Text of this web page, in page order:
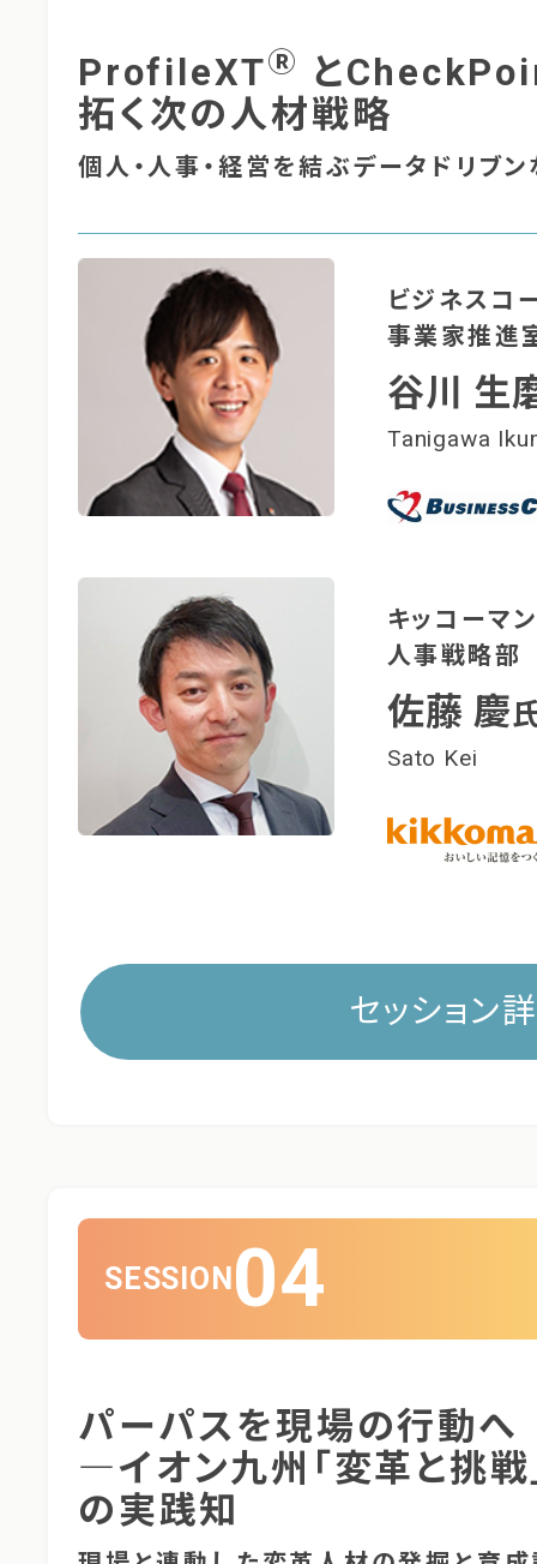
ProfileXTⓇ
と
拓く次の人材戦略
個人・人事・経営を結ぶデータドリブ
ビジネスコ
事業家推進
谷川 生
Tanigawa
セッション
キッコーマ
人事戦略部
佐藤 慶
Sato Kei
SESSION04
パーパスを現場の行動へ
―イオン九州「変革と挑戦
の実践知